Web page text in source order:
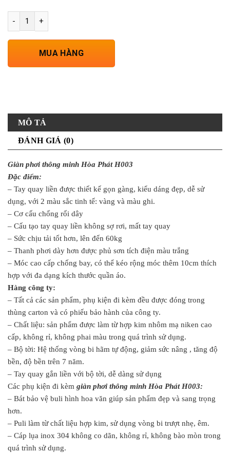
Giàn phơi thông minh Hoà Phát H003 số lượng
MUA HÀNG
MÔ TẢ
ĐÁNH GIÁ (0)
Giàn phơi thông minh Hòa Phát H003
Đặc điểm:
– Tay quay liền được thiết kế gọn gàng, kiểu dáng đẹp, dễ sử
dụng, với 2 màu sắc tinh tế: vàng và màu ghi.
– Cơ cấu chống rối dây
– Cấu tạo tay quay liền không sợ rơi, mất tay quay
– Sức chịu tải tốt hơn, lên đến 60kg
– Thanh phơi dày hơn được phủ sơn tích điện màu trắng
– Móc cao cấp chống bay, có thể kéo rộng móc thêm 10cm thích
hợp với đa dạng kích thước quần áo.
Hàng công ty:
– Tất cả các sản phẩm, phụ kiện đi kèm đều được đóng trong
thùng carton và có phiếu bảo hành của công ty.
– Chất liệu: sản phẩm được làm từ hợp kim nhôm mạ niken cao
cấp, không rỉ, không phai màu trong quá trình sử dụng.
– Bộ tời: Hệ thống vòng bi hãm tự động, giảm sức nâng , tăng độ
bền, độ bền trên 7 năm.
– Tay quay gắn liền với bộ tời, dễ dàng sử dụng
Các phụ kiện đi kèm giàn phơi thông minh Hòa Phát H003:
– Bát bảo vệ buli hình hoa văn giúp sản phẩm đẹp và sang trọng
hơn.
– Puli làm từ chất liệu hợp kim, sử dụng vòng bi trượt nhẹ, êm.
– Cáp lụa inox 304 không co dãn, không rỉ, không bào mòn trong
quá trình sử dụng.